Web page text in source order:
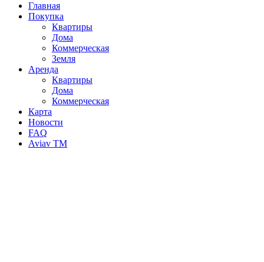
Главная
Покупка
Квартиры
Дома
Коммерческая
Земля
Аренда
Квартиры
Дома
Коммерческая
Карта
Новости
FAQ
Aviav TM